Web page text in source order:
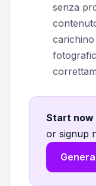
senza
carichino
Start
or signup